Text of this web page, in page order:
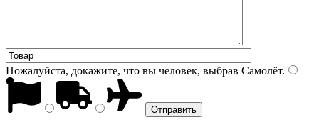
Пожалуйста, докажите, что вы человек, выбрав Самолёт.